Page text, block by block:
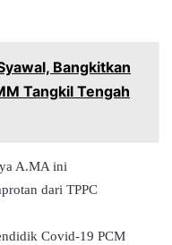
Bangkitkan
Tangkil Tengah
A.MA ini
dari TPPC
Covid-19 PCM